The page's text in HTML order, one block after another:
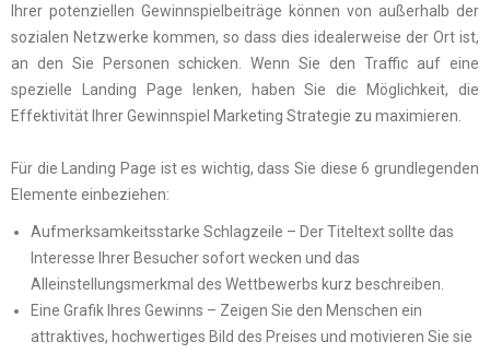
Ihrer potenziellen Gewinnspielbeiträge können von außerhalb der
sozialen Netzwerke kommen, so dass dies idealerweise der Ort ist,
an den Sie Personen schicken. Wenn Sie den Traffic auf eine
spezielle Landing Page lenken, haben Sie die Möglichkeit, die
Effektivität Ihrer Gewinnspiel Marketing Strategie zu maximieren.
Für die Landing Page ist es wichtig, dass Sie diese 6 grundlegenden
Elemente einbeziehen:
Aufmerksamkeitsstarke Schlagzeile – Der Titeltext sollte das
Interesse Ihrer Besucher sofort wecken und das
Alleinstellungsmerkmal des Wettbewerbs kurz beschreiben.
Eine Grafik Ihres Gewinns – Zeigen Sie den Menschen ein
attraktives, hochwertiges Bild des Preises und motivieren Sie sie